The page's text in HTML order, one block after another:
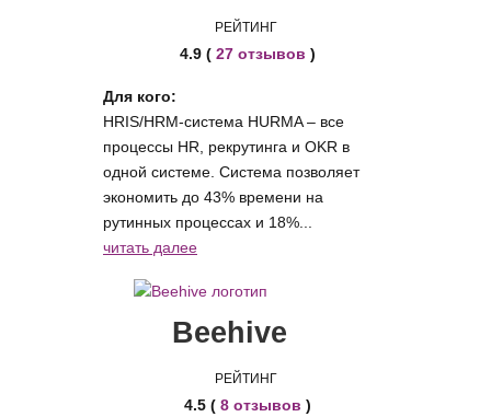
РЕЙТИНГ
4.9 ( 27 отзывов )
Для кого:
HRIS/HRM-система HURMA – все
процессы HR, рекрутинга и OKR в
одной системе. Система позволяет
экономить до 43% времени на
рутинных процессах и 18%...
читать далее
Beehive
РЕЙТИНГ
4.5 ( 8 отзывов )